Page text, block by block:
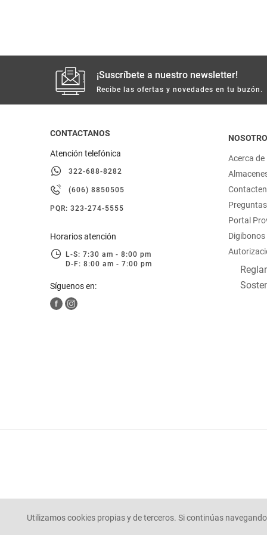
moda
juguetería
Utilizamos cookies propias y de terceros. Si continúas
¡Suscríbete a nuestro newsletter!
Recibe las ofertas y novedades en tu buzón.
CONTACTANOS
Atención telefónica
322-688-8282
(606) 8850505
PQR: 323-274-5555
Horarios atención
L-S: 7:30 am - 8:00 pm
D-F: 8:00 am - 7:00 pm
Síguenos en:
Acerca
Portal
Digibonos
© Mercaldas 2025. todos los derechos reservados.